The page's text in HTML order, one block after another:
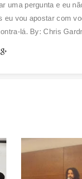
uma pergunta e eu
eu vou apostar com
lá. By: Chris